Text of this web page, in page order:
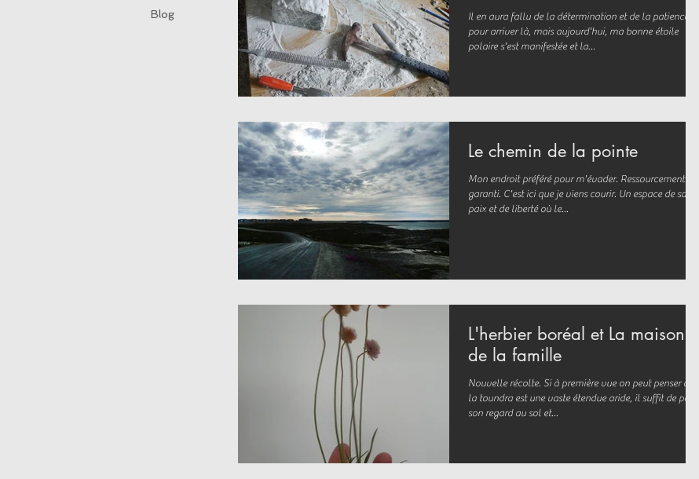
Blog
Il en aura fallu de la détermination et de la patience
pour arriver là, mais aujourd'hui, ma bonne étoile
polaire s'est manifestée et la...
Le chemin de la pointe
Mon endroit préféré pour m'évader. Ressourcement
garanti. C'est ici que je viens courir. Un espace de sainte
paix et de liberté où le...
L'herbier boréal et La maison
de la famille
Nouvelle récolte. Si à première vue on peut penser que
la toundra est une vaste étendue aride, il suffit de porter
son regard au sol et...